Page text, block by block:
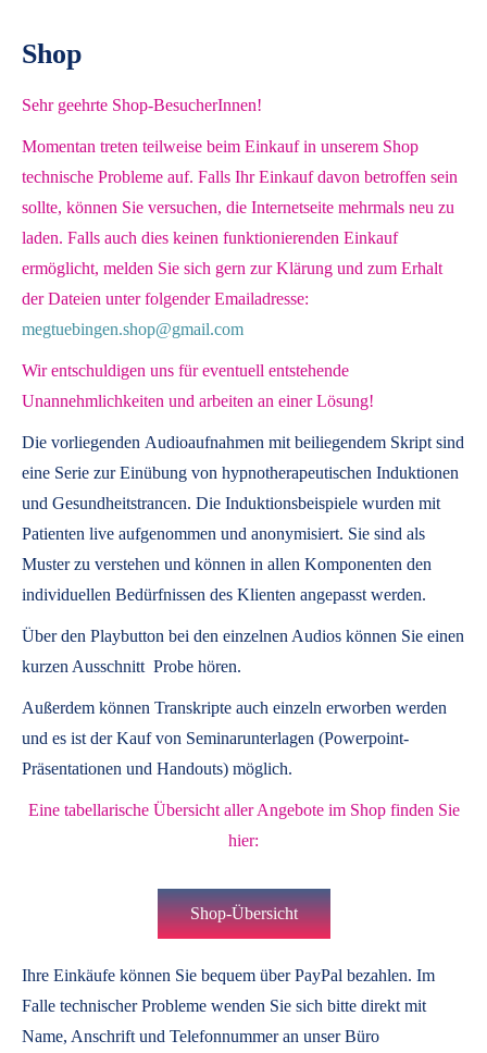
Shop
Sehr geehrte Shop-BesucherInnen!
Momentan treten teilweise beim Einkauf in unserem Shop
technische Probleme auf. Falls Ihr Einkauf davon betroffen sein
sollte, können Sie versuchen, die Internetseite mehrmals neu zu
laden. Falls auch dies keinen funktionierenden Einkauf
ermöglicht, melden Sie sich gern zur Klärung und zum Erhalt
der Dateien unter folgender Emailadresse:
megtuebingen.shop@gmail.com
Wir entschuldigen uns für eventuell entstehende
Unannehmlichkeiten und arbeiten an einer Lösung!
Die vorliegenden Audioaufnahmen mit beiliegendem Skript sind
eine Serie zur Einübung von hypnotherapeutischen Induktionen
und Gesundheitstrancen. Die Induktionsbeispiele wurden mit
Patienten live aufgenommen und anonymisiert. Sie sind als
Muster zu verstehen und können in allen Komponenten den
individuellen Bedürfnissen des Klienten angepasst werden.
Über den Playbutton bei den einzelnen Audios können Sie einen
kurzen Ausschnitt Probe hören.
Außerdem können Transkripte auch einzeln erworben werden
und es ist der Kauf von Seminarunterlagen (Powerpoint-
Präsentationen und Handouts) möglich.
Eine tabellarische Übersicht aller Angebote im Shop finden Sie
hier:
Shop-Übersicht
Ihre Einkäufe können Sie bequem über PayPal bezahlen. Im
Falle technischer Probleme wenden Sie sich bitte direkt mit
Name, Anschrift und Telefonnummer an unser Büro